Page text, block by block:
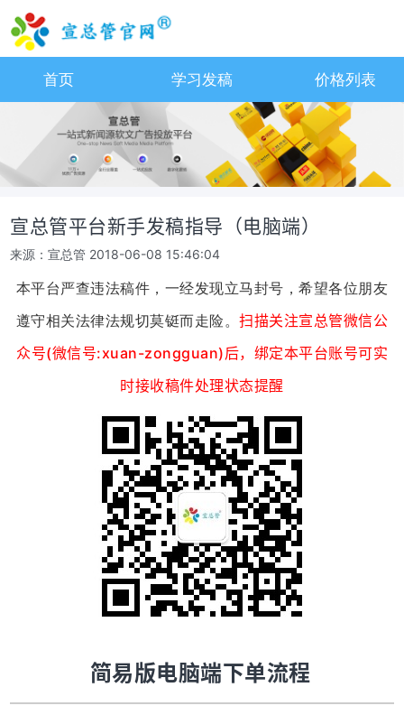
首页 学习发稿 价格列表
宣总管平台新手发稿指导（电脑端）
来源：宣总管 2018-06-08 15:46:04
本平台严查违法稿件，一经发现立马封号，希望各位朋友
遵守相关法律法规切莫铤而走险。扫描关注宣总管微信公
众号(微信号:xuan-zongguan)后，绑定本平台账号可实
时接收稿件处理状态提醒
简易版电脑端下单流程